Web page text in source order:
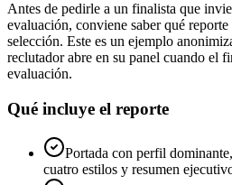
Antes de pedirle a un finalista que
evaluación, conviene saber qué
selección. Este es un ejemplo
reclutador abre en su panel cuando el
evaluación.
Qué incluye el reporte
Portada con perfil
cuatro estilos y resumen